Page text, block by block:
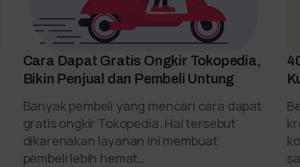
Cara Dapat Gratis Ongkir Tokopedia,
Bikin Penjual dan Pembeli Untung
Banyak pembeli yang mencari cara dapat
gratis ongkir Tokopedia. Hal tersebut
dikarenakan layanan ini membuat
pembeli lebih hemat…